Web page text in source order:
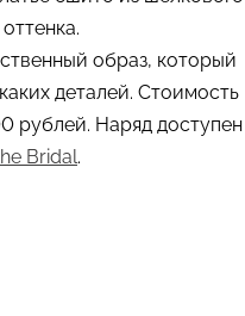
образ, который
деталей. Стоимость
рублей. Наряд доступен
Bridal.